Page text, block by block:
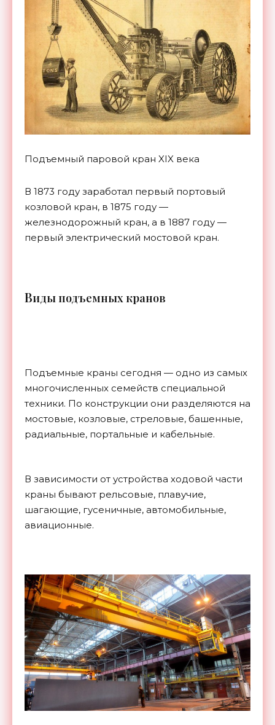
Подъемный паровой кран XIX века
В 1873 году заработал первый портовый
козловой кран, в 1875 году —
железнодорожный кран, а в 1887 году —
первый электрический мостовой кран.
Виды подъемных кранов
Подъемные краны сегодня — одно из самых
многочисленных семейств специальной
техники. По конструкции они разделяются на
мостовые, козловые, стреловые, башенные,
радиальные, портальные и кабельные.
В зависимости от устройства ходовой части
краны бывают рельсовые, плавучие,
шагающие, гусеничные, автомобильные,
авиационные.